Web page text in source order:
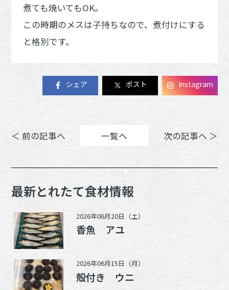
煮ても焼いてもOK。
この時期のメスは子持ちなので、煮付けにする
と格別です。
シェア ポスト Instagram
＜ 前の記事へ 一覧へ 次の記事へ ＞
最新とれたて食材情報
2026年06月20日（土）
香魚 アユ
2026年06月15日（月）
殻付き ウニ